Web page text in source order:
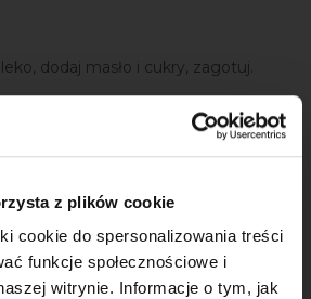
z plików cookie
cookie do spersonalizowania treści
funkcje społecznościowe i
witrynie. Informacje o tym, jak
dodaj masło i cukry, zagotuj.